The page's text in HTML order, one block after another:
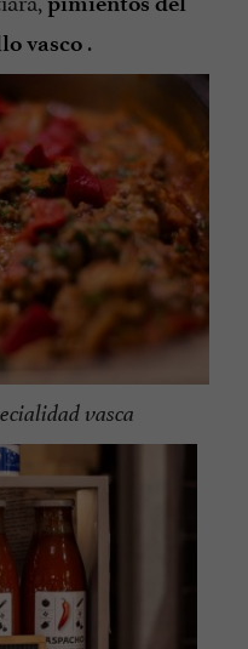
vasco .
vasca